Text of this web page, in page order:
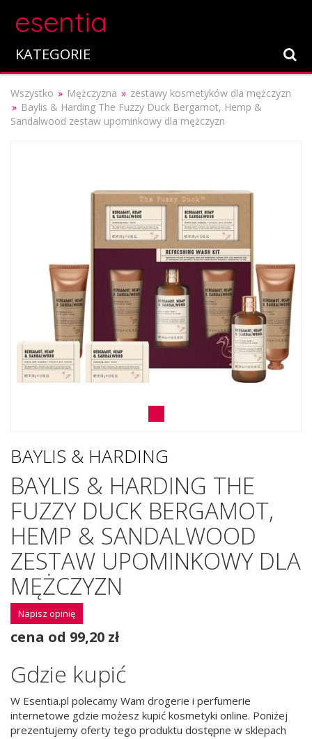
esentia
KATEGORIE
Wszystko Mężczyzna
zestawy kosmetyków dla mężczyzn
Baylis & Harding The Fuzzy Duck Bergamot, Hemp &
Sandalwood zestaw upominkowy dla mężczyzn
BAYLIS & HARDING
BAYLIS & HARDING THE
FUZZY DUCK BERGAMOT,
HEMP & SANDALWOOD
ZESTAW UPOMINKOWY DLA
MĘŻCZYZN
Napisz opinię
cena od 99,20 zł
Gdzie kupić
W Esentia.pl polecamy Wam drogerie i perfumerie
internetowe gdzie możesz kupić kosmetyki online. Poniżej
prezentujemy oferty tego produktu dostępne w sklepach